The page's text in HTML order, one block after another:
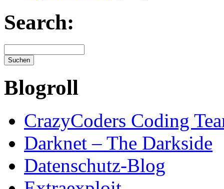
Search:
Blogroll
CrazyCoders Coding
Darknet – The Darkside
Datenschutz-Blog